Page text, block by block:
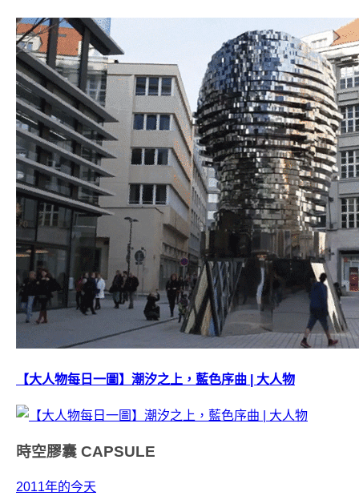
【大人物每日一圖】潮汐之上，藍色序曲 | 大人物
時空膠囊 CAPSULE
2011年的今天